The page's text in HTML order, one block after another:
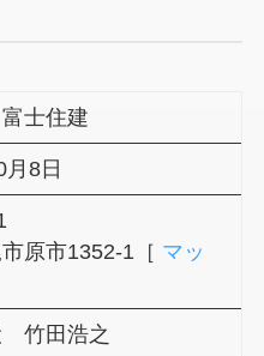
士住建
月8日
原市1352-1［ マッ
竹田浩之